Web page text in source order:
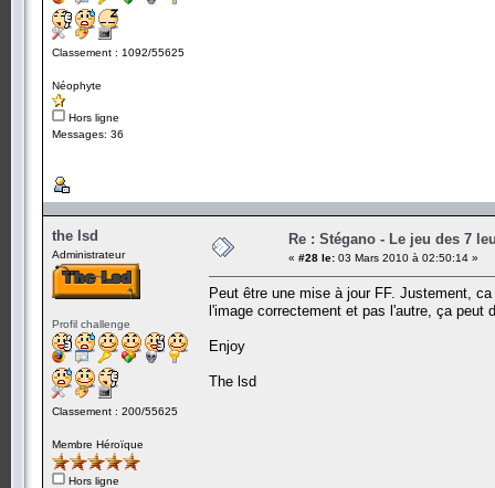
Classement : 1092/55625
Néophyte
Hors ligne
Messages: 36
the lsd
Administrateur
Profil challenge
Classement : 200/55625
Membre Héroïque
Hors ligne
Re : Stégano - Le jeu des 7
« #28 le: 03 Mars 2010 à 02:50:14 »
Peut être une mise à jour FF. Justement,
l'image correctement et pas l'autre, ça peut
Enjoy
The lsd